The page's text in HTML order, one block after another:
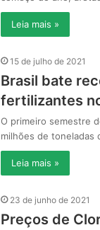
Leia mais »
15 de julho de 2021
Brasil bate
fertilizantes
O primeiro semestre
milhões de toneladas
Leia mais »
23 de junho de 2021
Preços de